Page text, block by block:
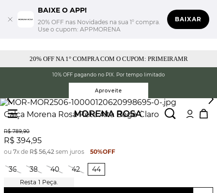
BAIXE O APP!
20% OFF nas Novidades na sua 1° compra.
Use o cupom: APPMORENA
BAIXAR
20% OFF NA 1° COMPRA COM O CUPOM: PRIMEIRAMR
10% OFF pagando no PIX. Por tempo limitado
Aproveite
Calça Morena Rosa Reta Alta Bege Claro
R$ 789,90
R$ 394,95
ou 7x de R$ 56,42 sem juros 50%OFF
36 38 40 42 44
1 Peça.